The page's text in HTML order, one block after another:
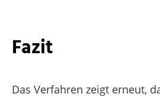
Fazit
Das Verfahren zeigt erneut,